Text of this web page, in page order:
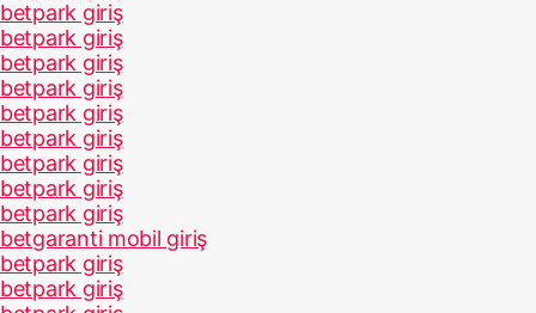
betpark giriş
betpark giriş
betpark giriş
betpark giriş
betpark giriş
betpark giriş
betpark giriş
betpark giriş
betpark giriş
betgaranti mobil giriş
betpark giriş
betpark giriş